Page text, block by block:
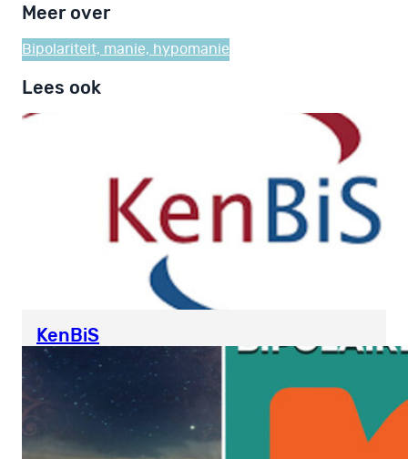
Meer over
Bipolariteit, manie, hypomanie
Lees ook
KenBiS